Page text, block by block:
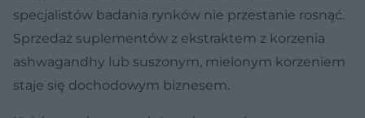
specjalistów badania rynków nie przestanie rosnąć.
Sprzedaż suplementów z ekstraktem z korzenia
ashwagandhy lub suszonym, mielonym korzeniem
staje się dochodowym biznesem.